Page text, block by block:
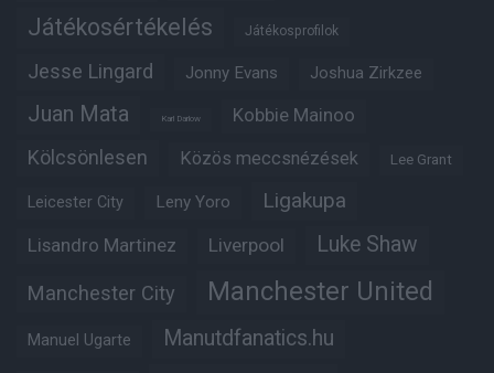
Játékosértékelés Játékosprofilok
Jesse Lingard Jonny Evans Joshua Zirkzee
Juan Mata Karl Darlow Kobbie Mainoo
Kölcsönlesen Közös meccsnézések Lee Grant
Leicester City Leny Yoro Ligakupa
Lisandro Martinez Liverpool Luke Shaw
Manchester City Manchester United
Manuel Ugarte Manutdfanatics.hu